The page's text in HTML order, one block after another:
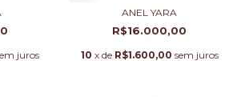
juros
ANEL YARA
R$16.000,00
10 x de R$1.600,00 sem juros